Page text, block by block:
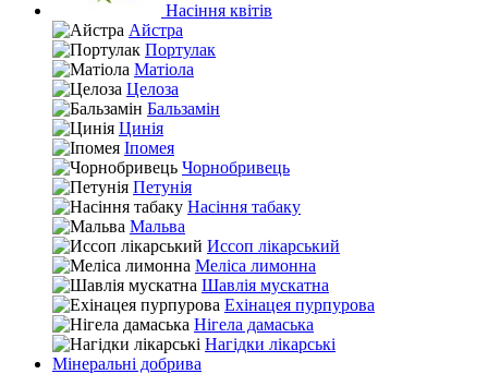
Насіння квітів
Айстра
Портулак
Матіола
Целоза
Бальзамін
Цинія
Іпомея
Чорнобривець
Петунія
Насіння табаку
Мальва
Иссоп лікарський
Меліса лимонна
Шавлія мускатна
Ехінацея пурпурова
Нігела дамаська
Нагідки лікарські
Мінеральні добрива